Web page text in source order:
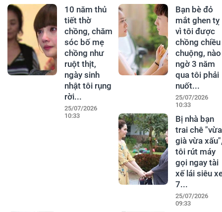
10 năm thủ
tiết thờ
chồng, chăm
sóc bố mẹ
chồng như
ruột thịt,
ngày sinh
nhật tôi rụng
rời...
25/07/2026
10:33
Bạn bè đỏ
mắt ghen tỵ
vì tôi được
chồng chiều
chuộng, nào
ngờ 3 năm
qua tôi phải
nuốt...
25/07/2026
10:33
Bị nhà bạn
trai chê "vừa
già vừa
tôi rút máy
gọi ngay tài
xế lái siêu
7...
25/07/2026
09:33